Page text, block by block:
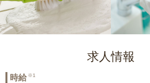
求人情報
時給 ※1